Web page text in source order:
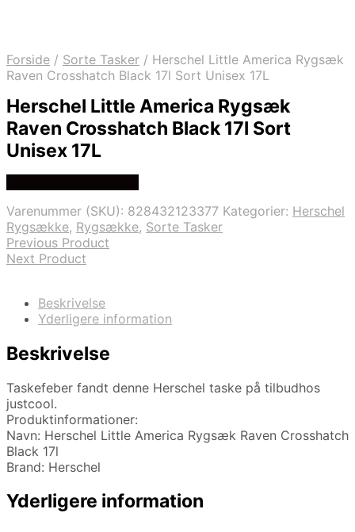
Forside / Sorte Tasker / Herschel Little America Rygsæk
Raven Crosshatch Black 17l Sort Unisex 17L
Herschel Little America Rygsæk
Raven Crosshatch Black 17l Sort
Unisex 17L
Varenummer (SKU): 828432123377 Kategorier: Herschel
Rygsække, Rygsække, Sorte Tasker
Previous Product
Next Product
Beskrivelse
Yderligere information
Beskrivelse
Taskefeber fandt denne Herschel taske på tilbudhos
justcool.
Produktinformationer:
Navn: Herschel Little America Rygsæk Raven Crosshatch
Black 17l
Brand: Herschel
Yderligere information